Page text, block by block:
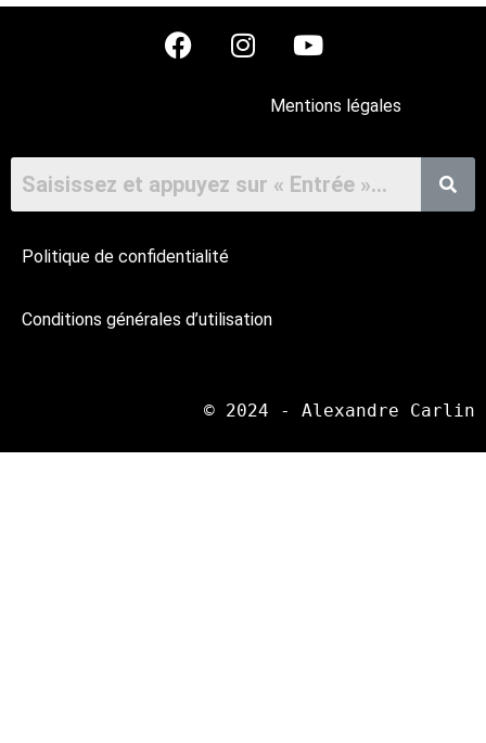
Mentions légales
Politique de confidentialité
Conditions générales d’utilisation
© 2024 - Alexandre Carlin